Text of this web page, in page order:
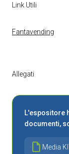
Link Utili
Fantavending
Allegati
L'espositore
documenti,
draft Media